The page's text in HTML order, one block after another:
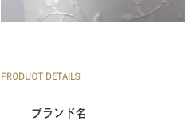
PRODUCT DETAILS
ブランド名